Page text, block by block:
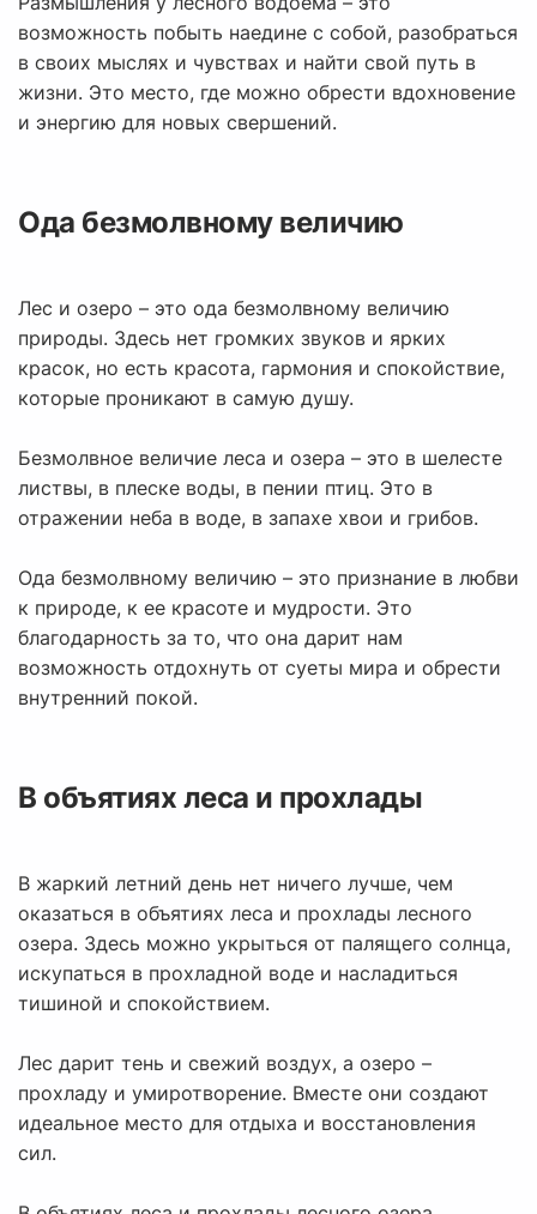
возможность побыть наедине с собой, разобраться
в своих мыслях и чувствах и найти свой путь в
жизни. Это место, где можно обрести вдохновение
и энергию для новых свершений.
Ода безмолвному величию
Лес и озеро – это ода безмолвному величию
природы. Здесь нет громких звуков и ярких
красок, но есть красота, гармония и спокойствие,
которые проникают в самую душу.
Безмолвное величие леса и озера – это в шелесте
листвы, в плеске воды, в пении птиц. Это в
отражении неба в воде, в запахе хвои и грибов.
Ода безмолвному величию – это признание в любви
к природе, к ее красоте и мудрости. Это
благодарность за то, что она дарит нам
возможность отдохнуть от суеты мира и обрести
внутренний покой.
В объятиях леса и прохлады
В жаркий летний день нет ничего лучше, чем
оказаться в объятиях леса и прохлады лесного
озера. Здесь можно укрыться от палящего солнца,
искупаться в прохладной воде и насладиться
тишиной и спокойствием.
Лес дарит тень и свежий воздух, а озеро –
прохладу и умиротворение. Вместе они создают
идеальное место для отдыха и восстановления
сил.